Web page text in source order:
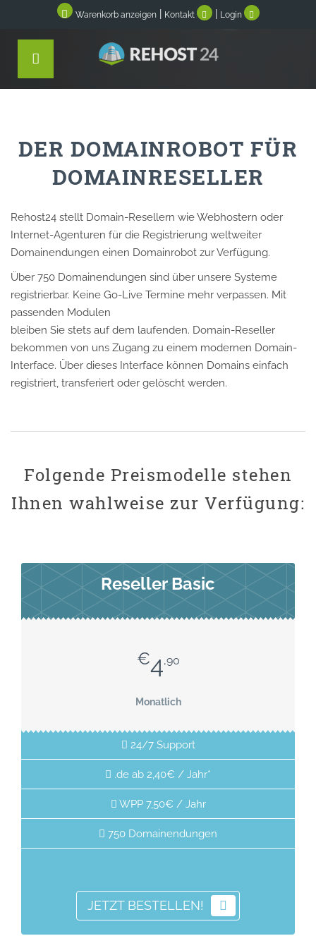
Warenkorb anzeigen| Kontakt | Login
DER DOMAINROBOT FÜR
DOMAINRESELLER
Rehost24 stellt Domain-Resellern wie Webhostern oder
Internet-Agenturen für die Registrierung weltweiter
Domainendungen einen Domainrobot zur Verfügung.
Über 750 Domainendungen sind über unsere Systeme
registrierbar. Keine Go-Live Termine mehr verpassen. Mit
passenden Modulen
bleiben Sie stets auf dem laufenden. Domain-Reseller
bekommen von uns Zugang zu einem modernen Domain-
Interface. Über dieses Interface können Domains einfach
registriert, transferiert oder gelöscht werden.
Folgende Preismodelle stehen
Ihnen wahlweise zur Verfügung:
Reseller Basic
€4,90
Monatlich
24/7 Support
.de ab 2,40€ / Jahr*
WPP 7,50€ / Jahr
750 Domainendungen
JETZT BESTELLEN!